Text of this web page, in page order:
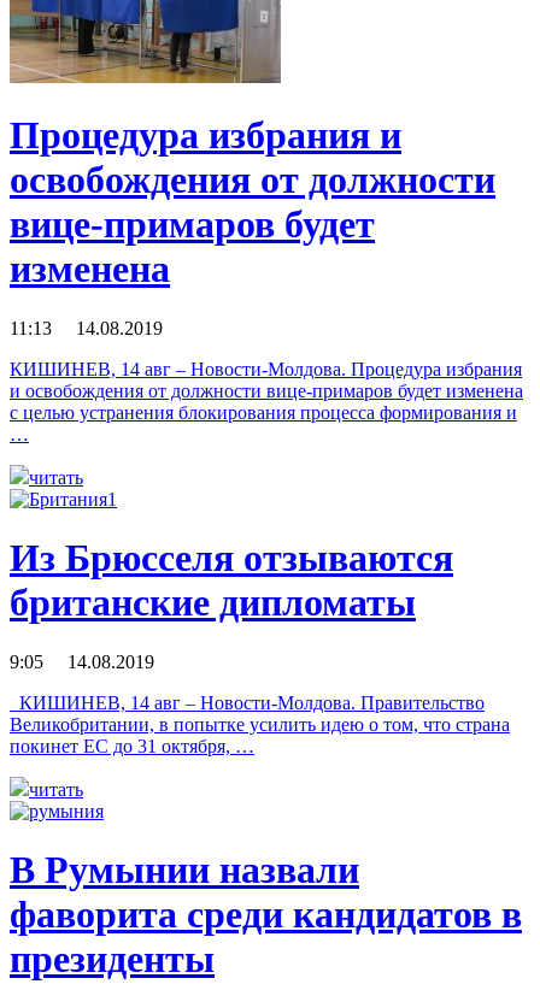
Процедура избрания и
освобождения от должности
вице-примаров будет
изменена
11:13 14.08.2019
КИШИНЕВ, 14 авг – Новости-Молдова. Процедура избрания
и освобождения от должности вице-примаров будет изменена
с целью устранения блокирования процесса формирования и
…
читать
Из Брюсселя отзываются
британские дипломаты
9:05 14.08.2019
КИШИНЕВ, 14 авг – Новости-Молдова. Правительство
Великобритании, в попытке усилить идею о том, что страна
покинет ЕС до 31 октября, …
читать
В Румынии назвали
фаворита среди кандидатов в
президенты